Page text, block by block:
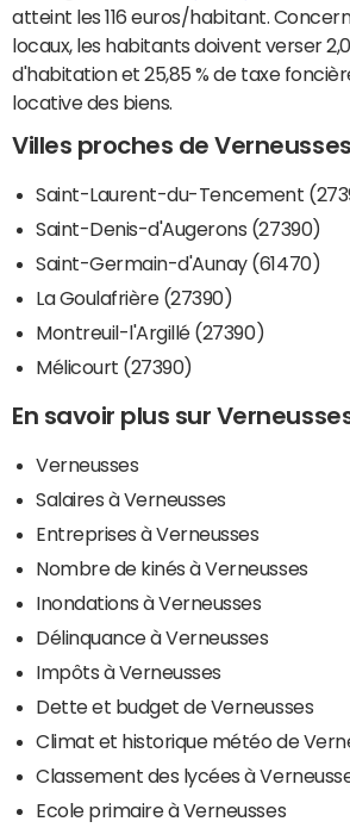
atteint les 116 euros/habitant.
locaux, les habitants doivent verser
d'habitation et 25,85 % de taxe
locative des biens.
Villes proches de Verneusses
Saint-Laurent-du-Tencement
Saint-Denis-d'Augerons (27390)
Saint-Germain-d'Aunay (61470)
La Goulafrière (27390)
Montreuil-l'Argillé (27390)
Mélicourt (27390)
En savoir plus sur
Verneusses
Salaires à Verneusses
Entreprises à Verneusses
Nombre de kinés à Verneusses
Inondations à Verneusses
Délinquance à Verneusses
Impôts à Verneusses
Dette et budget de Verneusses
Climat et historique météo de
Classement des lycées à
Ecole primaire à Verneusses